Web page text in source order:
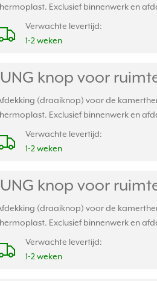
Exclusief binnenwerk en
Verwachte levertijd:
1-2 weken
JUNG knop voor
(draaiknop) voor de
Exclusief binnenwerk en
Verwachte levertijd:
1-2 weken
JUNG knop voor
(draaiknop) voor de
Exclusief binnenwerk en
Verwachte levertijd:
1-2 weken